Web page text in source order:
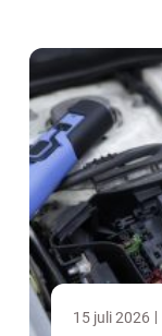
överg...
15 juli 2026